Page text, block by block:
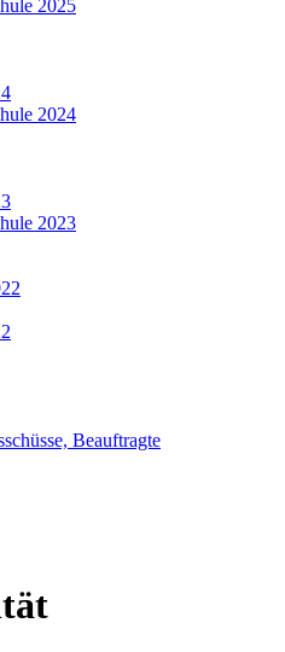
2025
2024
2023
Beauftragte